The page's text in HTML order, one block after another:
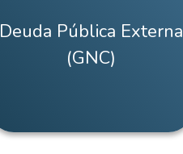
Deuda Pública Externa
(GNC)